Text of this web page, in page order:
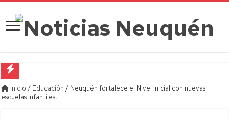
Primer buque GNL inicia preparación final en Vaca Muerta
Inicio / Educación / Neuquén fortalece el Nivel Inicial con nuevas
escuelas infantiles,